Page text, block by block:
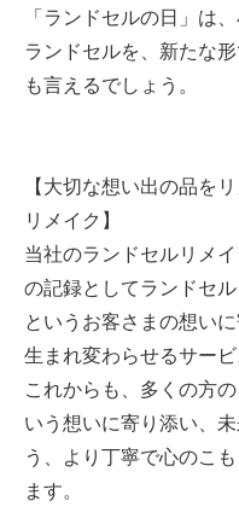
「ランドセルの日」は
ランドセルを、新たな
も言えるでしょう。
【大切な想い出の品を
リメイク】
当社のランドセルリメ
の記録としてランドセ
というお客さまの想い
生まれ変わらせるサービ
これからも、多くの方
いう想いに寄り添い、
う、より丁寧で心のこ
ます。